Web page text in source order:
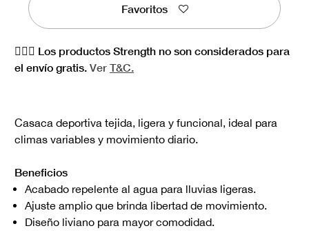
Favoritos
🏋🏻‍♀️ Los productos Strength no son considerados para
el envío gratis. Ver T&C.
Casaca deportiva tejida, ligera y funcional, ideal para
climas variables y movimiento diario.
Beneficios
Acabado repelente al agua para lluvias ligeras.
Ajuste amplio que brinda libertad de movimiento.
Diseño liviano para mayor comodidad.